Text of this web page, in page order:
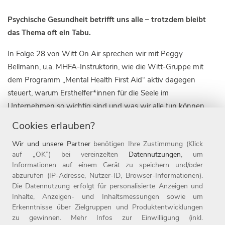
Psychische Gesundheit betrifft uns alle – trotzdem bleibt
das Thema oft ein Tabu.
In Folge 28 von Witt On Air sprechen wir mit Peggy
Bellmann, u.a. MHFA-Instruktorin, wie die Witt-Gruppe mit
dem Programm „Mental Health First Aid“ aktiv dagegen
steuert, warum Ersthelfer*innen für die Seele im
Unternehmen so wichtig sind und was wir alle tun können,
Bellmann, MHFA-Instruktorin.
Cookies erlauben?
Wir und unsere Partnerbenötigen Ihre Zustimmung (Klick
auf „OK”) bei vereinzelten Datennutzungen, um
Informationen auf einem Gerät zu speichern und/oder
abzurufen (IP-Adresse, Nutzer-ID, Browser-Informationen).
Die Datennutzung erfolgt für personalisierte Anzeigen und
Inhalte, Anzeigen- und Inhaltsmessungen sowie um
Erkenntnisse über Zielgruppen und Produktentwicklungen
zu gewinnen. Mehr Infos zur Einwilligung (inkl.